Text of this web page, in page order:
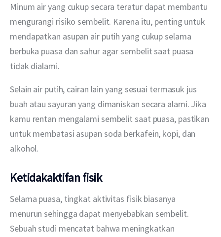
Minum air yang cukup secara teratur dapat membantu
mengurangi risiko sembelit. Karena itu, penting untuk
mendapatkan asupan air putih yang cukup selama
berbuka puasa dan sahur agar sembelit saat puasa
tidak dialami.
Selain air putih, cairan lain yang sesuai termasuk jus
buah atau sayuran yang dimaniskan secara alami. Jika
kamu rentan mengalami sembelit saat puasa, pastikan
untuk membatasi asupan soda berkafein, kopi, dan
alkohol.
Ketidakaktifan fisik
Selama puasa, tingkat aktivitas fisik biasanya
menurun sehingga dapat menyebabkan sembelit.
Sebuah studi mencatat bahwa meningkatkan